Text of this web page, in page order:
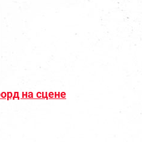
на сцене